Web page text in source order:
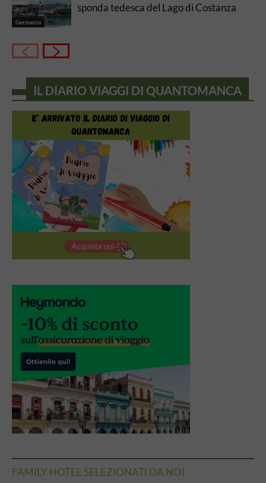
Germania
sponda tedesca del Lago di Costanza
IL DIARIO VIAGGI DI QUANTOMANCA
FAMILY HOTEL SELEZIONATI DA NOI